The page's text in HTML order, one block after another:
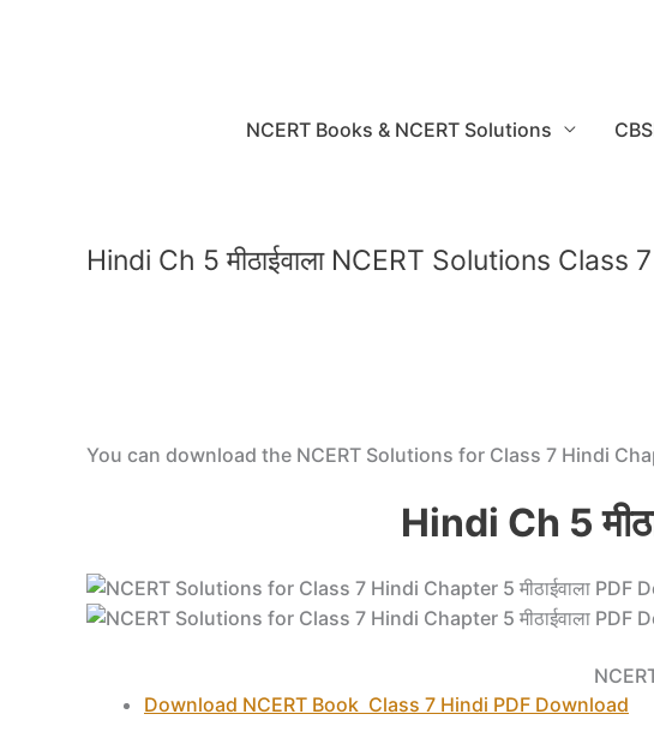
NCERT Books & NCERT Solutions
Hindi Ch 5 मीठाईवाला NCERT Solutions Class 7
You can download the NCERT Solutions for Class 7 Hindi
Hindi Ch 5
Download NCERT Book Class 7 Hindi PDF Download